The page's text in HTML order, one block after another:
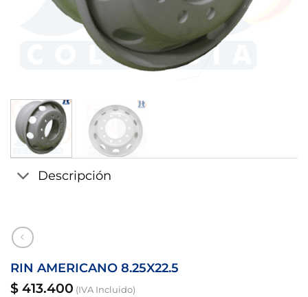
Descripción
RIN AMERICANO 8.25X22.5
$ 413.400 (IVA Incluido)